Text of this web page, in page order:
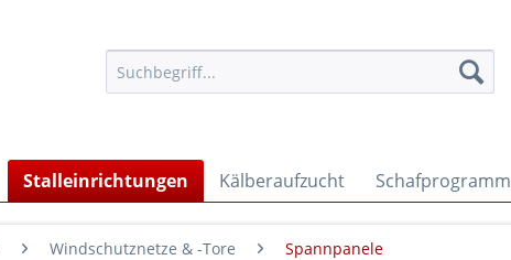
Stalleinrichtungen Kälberaufzucht Schafprogramm
Windschutznetze & -Tore Spannpanele